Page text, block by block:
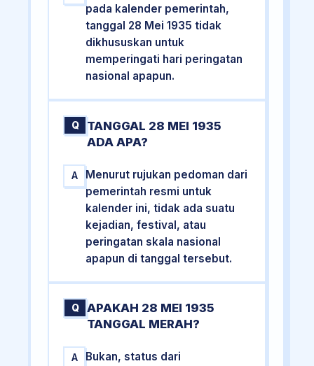
pada kalender pemerintah,
tanggal 28 Mei 1935 tidak
dikhususkan untuk
memperingati hari peringatan
nasional apapun.
Q
TANGGAL 28 MEI 1935
ADA APA?
A
Menurut rujukan pedoman dari
pemerintah resmi untuk
kalender ini, tidak ada suatu
kejadian, festival, atau
peringatan skala nasional
apapun di tanggal tersebut.
Q
APAKAH 28 MEI 1935
TANGGAL MERAH?
A
Bukan, status dari